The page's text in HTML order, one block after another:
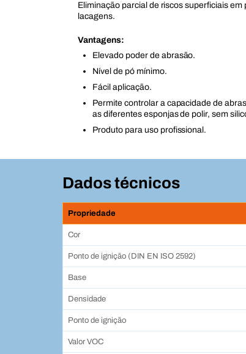
Eliminação parcial de riscos superficiais em
lacagens.
Vantagens:
Elevado poder de abrasão.
Nível de pó mínimo.
Fácil aplicação.
Permite controlar a capacidade de
as diferentes esponjas de polir, sem
Produto para uso profissional.
Dados técnicos
Propriedade
Cor
Ponto de ignição (DIN EN ISO 2592)
Base
Densidade
Ponto de ignição
Valor VOC